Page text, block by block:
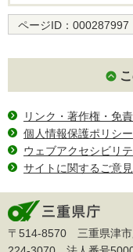
ページID： 000287997
リンク・著作権・免
個人情報保護ポリシー
ウェブアクセシビリテ
サイトに関するご意
〒514-8570 三重県津